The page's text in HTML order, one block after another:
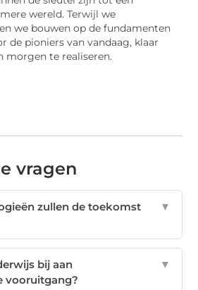
wereld. Terwijl we
we bouwen op de fundamenten
de pioniers van vandaag, klaar
morgen te realiseren.
vragen
zullen de toekomst
▼
bij aan
vooruitgang?
▼